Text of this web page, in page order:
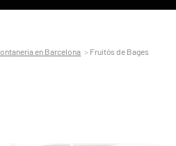
en Barcelona Fruitós de Bages